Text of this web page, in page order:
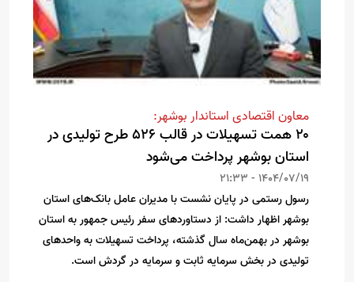
معاون اقتصادی استاندار بوشهر:
۲۰ همت تسهیلات در قالب ۵۲۶ طرح تولیدی در
استان بوشهر پرداخت می‌شود
1404/07/19 - 21:33
رسول رستمی در پایان نشست با مدیران عامل بانک‌های استان
بوشهر اظهار داشت: از دستاوردهای سفر رئیس جمهور به استان
بوشهر در بهمن‌ماه سال گذشته، پرداخت تسهیلات به واحدهای
تولیدی در بخش سرمایه ثابت و سرمایه در گردش است.